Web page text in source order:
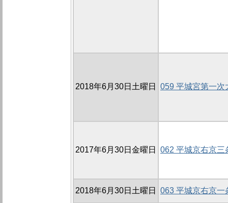
2018年6月30日土曜日 059 平城宮第一次
2017年6月30日金曜日 062 平城京右京三
2018年6月30日土曜日 063 平城京右京一